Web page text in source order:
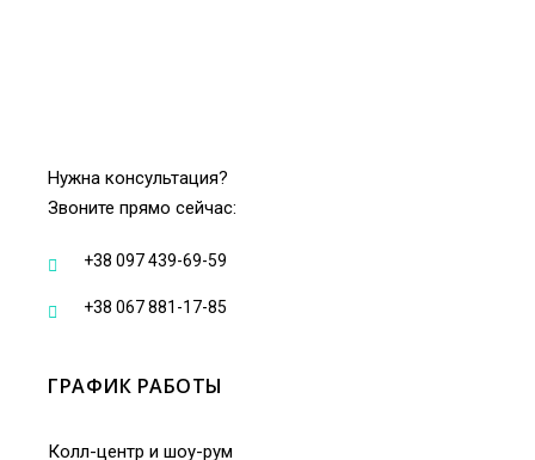
Нужна консультация?
Звоните прямо сейчас:
+38 097 439-69-59
+38 067 881-17-85
ГРАФИК РАБОТЫ
Колл-центр и шоу-рум